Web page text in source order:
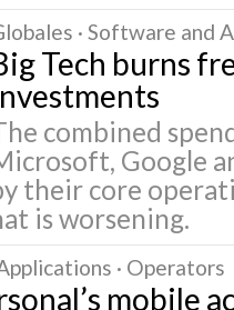
· Software and
Tech burns
combined
Google
their core
is worsening.
· Operators
mobile